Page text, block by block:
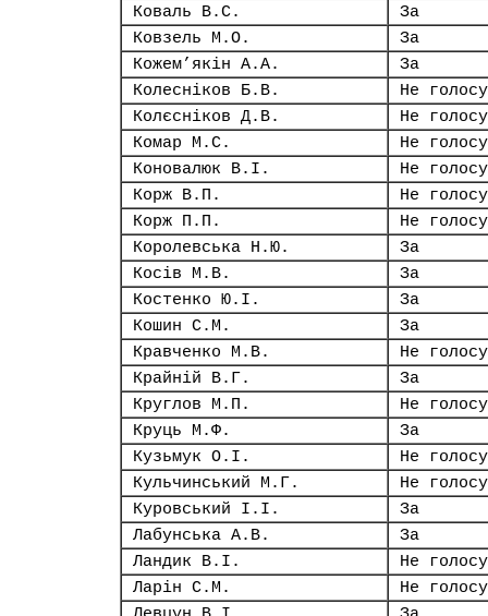
Коваль В.С.
За
Ковзель М.О.
За
Кожем’якін А.А.
За
Колесніков Б.В.
Не
Колєсніков Д.В.
Не
Комар М.С.
Не
Коновалюк В.І.
Не
Корж В.П.
Не
Корж П.П.
Не
Королевська Н.Ю.
За
Косів М.В.
За
Костенко Ю.І.
За
Кошин С.М.
За
Кравченко М.В.
Не
Крайній В.Г.
За
Круглов М.П.
Не
Круць М.Ф.
За
Кузьмук О.І.
Не
Кульчинський М.Г.
Не
Куровський І.І.
За
Лабунська А.В.
За
Ландик В.І.
Не
Ларін С.М.
Не